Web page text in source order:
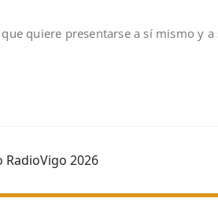
quiere presentarse a sí mismo y
2026